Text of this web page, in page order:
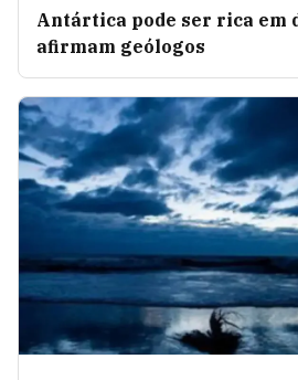
Antártica pode ser rica em
afirmam geólogos